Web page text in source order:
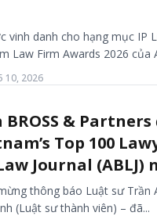
vinh danh cho hạng mục IP
Law Firm Awards 2026 của
10, 2026
&
Top 100
Journal (ABLJ)
thông báo Luật sư Trần
(Luật sư thành viên) – đã...